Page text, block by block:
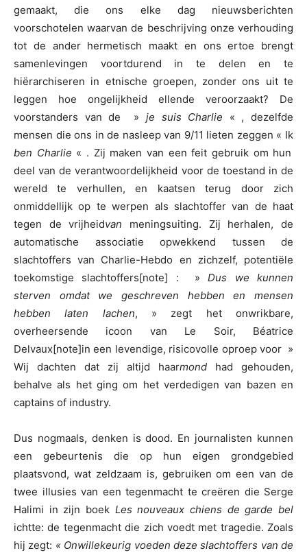
gemaakt, die ons elke dag nieuwsberichten
voorschotelen waarvan de beschrijving onze verhouding
tot de ander hermetisch maakt en ons ertoe brengt
samenlevingen voortdurend in te delen en te
hiërarchiseren in etnische groepen, zonder ons uit te
leggen hoe ongelijkheid ellende veroorzaakt? De
voorstanders van de » je suis Charlie « , dezelfde
mensen die ons in de nasleep van 9/11 lieten zeggen « Ik
ben Charlie « . Zij maken van een feit gebruik om hun
deel van de verantwoordelijkheid voor de toestand in de
wereld te verhullen, en kaatsen terug door zich
onmiddellijk op te werpen als slachtoffer van de haat
tegen de vrijheidvan meningsuiting. Zij herhalen, de
automatische associatie opwekkend tussen de
slachtoffers van Charlie-Hebdo en zichzelf, potentiële
toekomstige slachtoffers[note] : »Dus we kunnen
sterven omdat we geschreven hebben en mensen
hebben laten lachen, » zegt het onwrikbare,
overheersende icoon van Le Soir, Béatrice
Delvaux[note]in een levendige, risicovolle oproep voor »
Wij dachten dat zij altijd haarmond had gehouden,
behalve als het ging om het verdedigen van bazen en
captains of industry.
Dus nogmaals, denken is dood. En journalisten kunnen
een gebeurtenis die op hun eigen grondgebied
plaatsvond, wat zeldzaam is, gebruiken om een van de
twee illusies van een tegenmacht te creëren die Serge
Halimi in zijn boek Les nouveaux chiens de garde bel
ichtte: de tegenmacht die zich voedt met tragedie. Zoals
hij zegt: « Onwillekeurig voeden deze slachtoffers van de